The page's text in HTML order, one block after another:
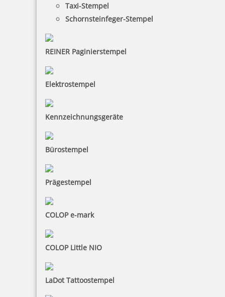
Taxi-Stempel
Schornsteinfeger-Stempel
REINER Paginierstempel
Elektrostempel
Kennzeichnungsgeräte
Bürostempel
Prägestempel
COLOP e-mark
COLOP Little NIO
LaDot Tattoostempel